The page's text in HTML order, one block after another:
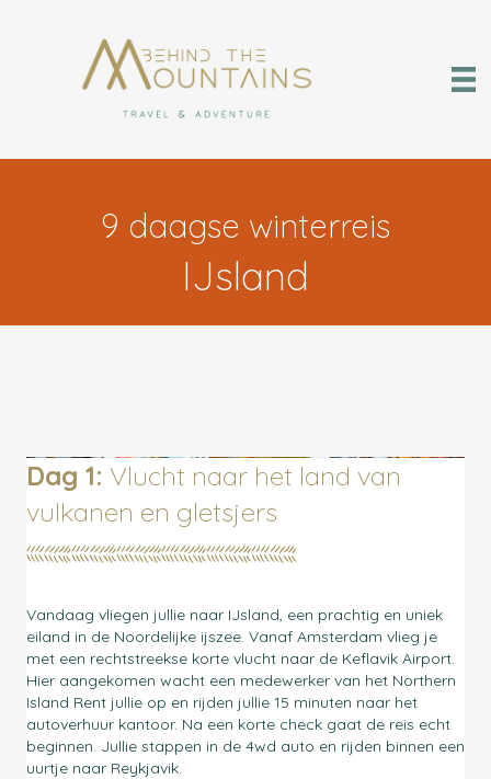
9 daagse winterreis
IJsland
Dag 1: Vlucht naar het land van
vulkanen en gletsjers
Vandaag vliegen jullie naar IJsland, een prachtig en uniek
eiland in de Noordelijke ijszee. Vanaf Amsterdam vlieg je
met een rechtstreekse korte vlucht naar de Keflavik Airport.
Hier aangekomen wacht een medewerker van het Northern
Island Rent jullie op en rijden jullie 15 minuten naar het
autoverhuur kantoor. Na een korte check gaat de reis echt
beginnen. Jullie stappen in de 4wd auto en rijden binnen een
uurtje naar Reykjavik.